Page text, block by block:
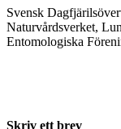
Svensk
Naturvårdsverket,
Entomologiska
Skriv ett brev